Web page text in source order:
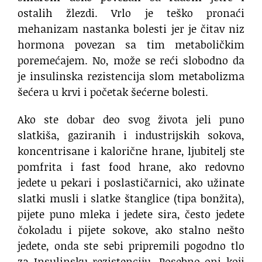
ostalih žlezdi. Vrlo je teško pronaći
mehanizam nastanka bolesti jer je čitav niz
hormona povezan sa tim metaboličkim
poremećajem. No, može se reći slobodno da
je insulinska rezistencija slom metabolizma
šećera u krvi i početak šećerne bolesti.
Ako ste dobar deo svog života jeli puno
slatkiša, gaziranih i industrijskih sokova,
koncentrisane i kalorične hrane, ljubitelj ste
pomfrita i fast food hrane, ako redovno
jedete u pekari i poslastičarnici, ako užinate
slatki musli i slatke štanglice (tipa bonžita),
pijete puno mleka i jedete sira, često jedete
čokoladu i pijete sokove, ako stalno nešto
jedete, onda ste sebi pripremili pogodno tlo